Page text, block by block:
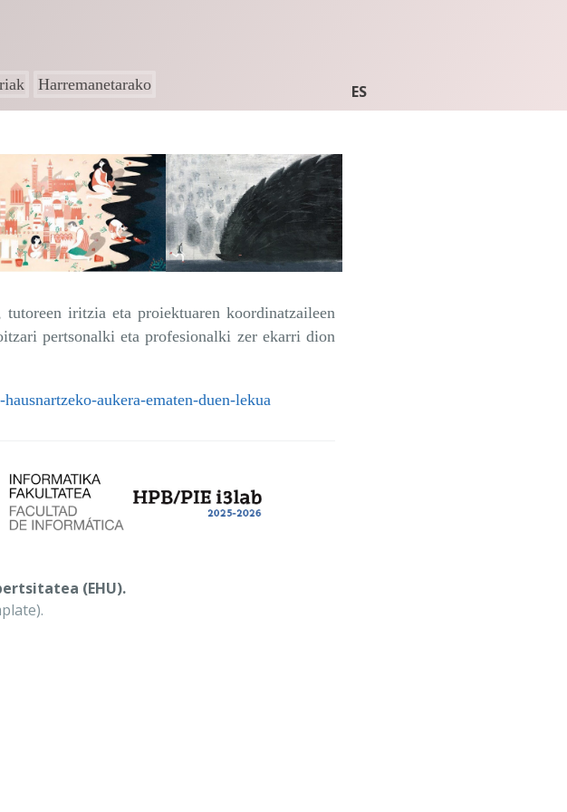
Harremanetarako ES
iritzia eta proiektuaren koordinatzaileen
pertsonalki eta profesionalki zer ekarri dion
aukera-ematen-duen-lekua
(EHU).